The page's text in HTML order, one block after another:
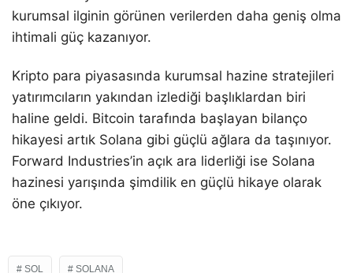
kurumsal ilginin görünen verilerden daha geniş olma
ihtimali güç kazanıyor.
Kripto para piyasasında kurumsal hazine stratejileri
yatırımcıların yakından izlediği başlıklardan biri
haline geldi. Bitcoin tarafında başlayan bilanço
hikayesi artık Solana gibi güçlü ağlara da taşınıyor.
Forward Industries’in açık ara liderliği ise Solana
hazinesi yarışında şimdilik en güçlü hikaye olarak
öne çıkıyor.
SOL SOLANA